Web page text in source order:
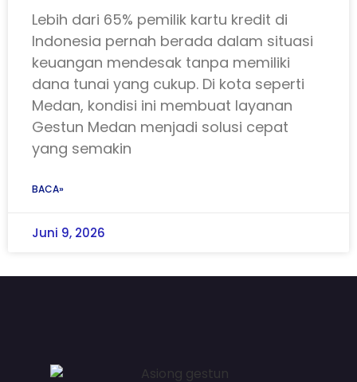
Lebih dari 65% pemilik kartu kredit di
Indonesia pernah berada dalam situasi
keuangan mendesak tanpa memiliki
dana tunai yang cukup. Di kota seperti
Medan, kondisi ini membuat layanan
Gestun Medan menjadi solusi cepat
yang semakin
BACA»
Juni 9, 2026